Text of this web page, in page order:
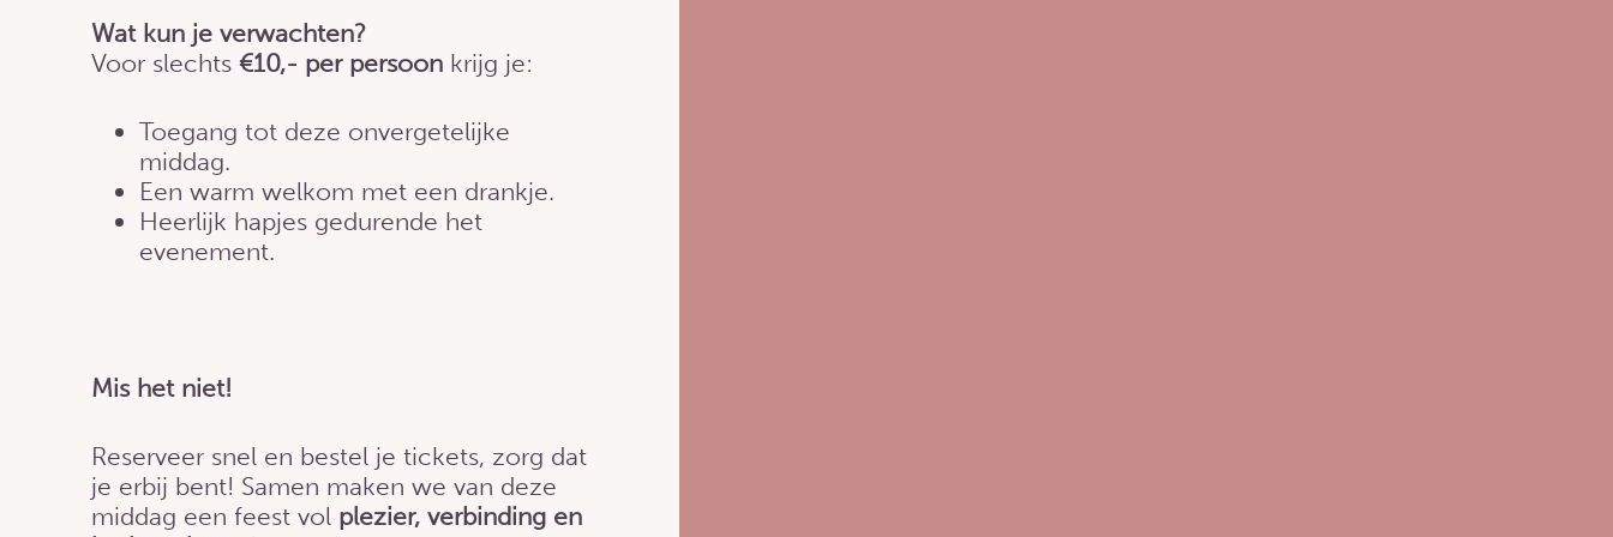
Wat kun je verwachten?
Voor slechts€10,- per persoon krijg je:
Toegang tot deze onvergetelijke
middag.
Een warm welkom met een drankje.
Heerlijk hapjes gedurende het
evenement.
Mis het niet!
Reserveer snel en bestel je tickets, zorg dat
je erbij bent! Samen maken we van deze
middag een feest vol plezier, verbinding en